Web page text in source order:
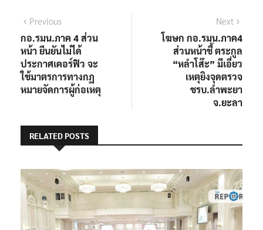
Previous
กอ.รมน.ภาค 4 ส่วน
หน้า ยืนยันไม่ได้
ประกาศเคอร์ฟิว จะ
ใช้มาตรการทางกฏ
หมายจัดการผู้ก่อเหตุ
Next
โฆษก กอ.รมน.ภาค4
ส่วนหน้าชี้ ตระกูล
“หลำโส๊ะ” มีเอี่ยว
เหตุยิงจุดตรวจ
ชรบ.ลำพะยา
จ.ยะลา
RELATED POSTS